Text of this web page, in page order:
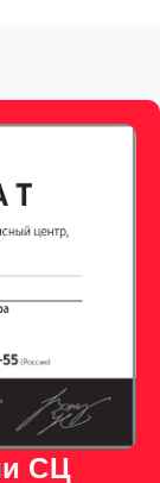
СЦ